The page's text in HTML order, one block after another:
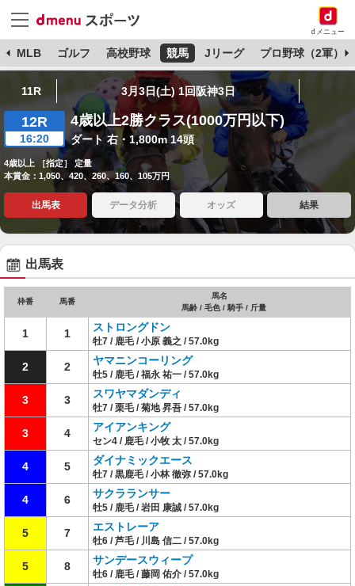
dメニュー
MLB ゴルフ 高校野球 競馬 Jリーグ プロ野球（2軍）
11R 3月3日(土) 1回阪神3日
12R
16:20
4歳以上2勝クラス(1000万円以下)
ダート 右・1,800m 14頭
4歳以上 ［指定］ 定量
本賞金：1,050、420、260、160、105万円
出馬表 データ分析 オッズ 結果
出馬表
枠番 馬番
馬名
馬齢 / 毛色 / 騎手 / 斤量
1 1 ストロングドン
牡7 / 鹿毛 / 小原 義之 / 57.0kg
2 2 ヤマニンコーリング
牡5 / 鹿毛 / 福永 祐一 / 57.0kg
3 3 スワヤマダンディ
牡7 / 栗毛 / 菊地 昇吾 / 57.0kg
3 4 アイアンキング
セン4 / 鹿毛 / 小牧 太 / 57.0kg
4 5 ダイナミックエース
牡7 / 黒鹿毛 / 小林 徹弥 / 57.0kg
4 6 サクラランサー
牡5 / 鹿毛 / 岩田 康誠 / 57.0kg
5 7 エストレーア
牡6 / 芦毛 / 川島 信二 / 57.0kg
5 8 サンデースウィープ
牡6 / 鹿毛 / 藤岡 佑介 / 57.0kg